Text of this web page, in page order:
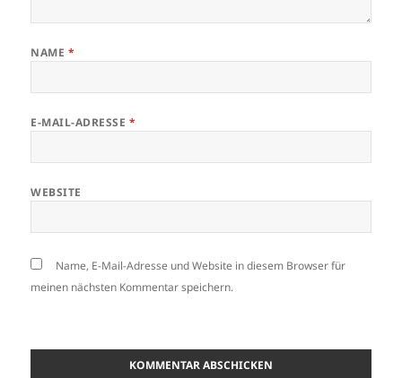
NAME *
E-MAIL-ADRESSE *
WEBSITE
Name, E-Mail-Adresse und Website in diesem Browser für
meinen nächsten Kommentar speichern.